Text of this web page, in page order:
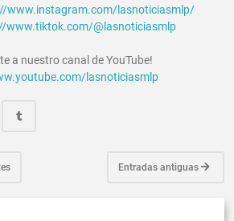
www.instagram.com/lasnoticiasmlp/
www.tiktok.com/@lasnoticiasmlp
a nuestro canal de YouTube!
lasnoticiasmlp
Entradas antiguas